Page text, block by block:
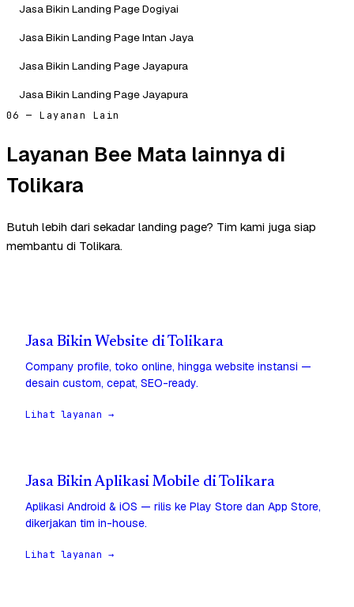
Jasa Bikin Landing Page Dogiyai
Jasa Bikin Landing Page Intan Jaya
Jasa Bikin Landing Page Jayapura
Jasa Bikin Landing Page Jayapura
06 — Layanan Lain
Layanan Bee Mata lainnya di
Tolikara
Butuh lebih dari sekadar landing page? Tim kami juga siap
membantu di Tolikara.
Jasa Bikin Website di Tolikara
Company profile, toko online, hingga website instansi —
desain custom, cepat, SEO-ready.
Lihat layanan →
Jasa Bikin Aplikasi Mobile di Tolikara
Aplikasi Android & iOS — rilis ke Play Store dan App Store,
dikerjakan tim in-house.
Lihat layanan →